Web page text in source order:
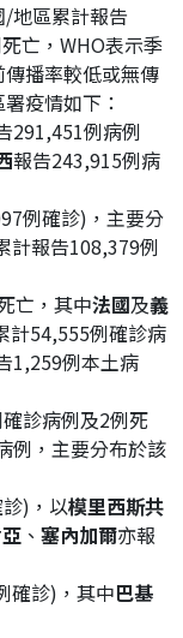
地區累計報告
亡，WHO表示季
播率較低或無傳
疫情如下：
291,451例病例
報告243,915例病
例確診)，主要分
計報告108,379例
亡，其中法國及義
計54,555例確診病
1,259例本土病
診病例及2例死
例，主要分布於該
)，以模里西斯共
、 塞內加爾亦報
確診)，其中巴基